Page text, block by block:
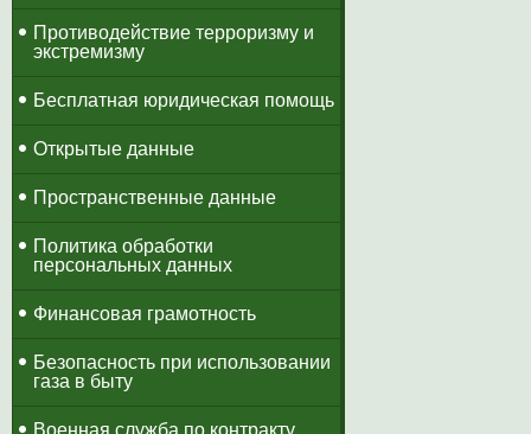
Противодействие терроризму и
экстремизму
Бесплатная юридическая помощь
Открытые данные
Пространственные данные
Политика обработки
персональных данных
Финансовая грамотность
Безопасность при использовании
газа в быту
Военная служба по контракту